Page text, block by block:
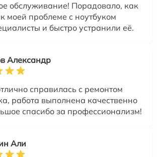
обслуживание! Порадовало, как
моей проблеме с ноутбуком
и быстро устранили её.
Александр
справилась с ремонтом
работа выполнена качественно
спасибо за профессионализм!
Али